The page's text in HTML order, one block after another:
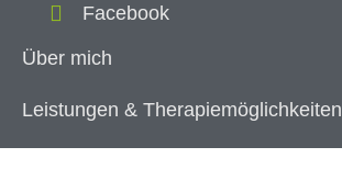
Facebook
Über mich
Leistungen & Therapiemöglichkeiten